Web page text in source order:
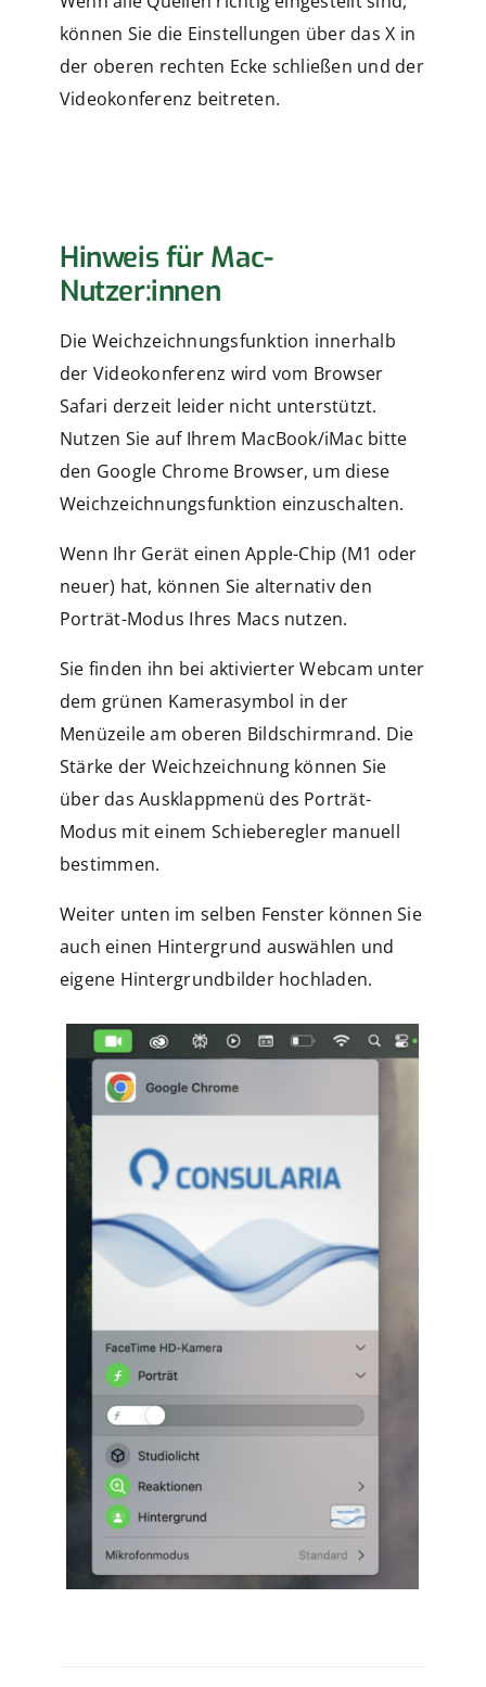
können Sie die Einstellungen über das X in
der oberen rechten Ecke schließen und der
Videokonferenz beitreten.
Hinweis für Mac-
Nutzer:innen
Die Weichzeichnungsfunktion innerhalb
der Videokonferenz wird vom Browser
Safari derzeit leider nicht unterstützt.
Nutzen Sie auf Ihrem MacBook/iMac bitte
den Google Chrome Browser, um diese
Weichzeichnungsfunktion einzuschalten.
Wenn Ihr Gerät einen Apple-Chip (M1 oder
neuer) hat, können Sie alternativ den
Porträt-Modus Ihres Macs nutzen.
Sie finden ihn bei aktivierter Webcam unter
dem grünen Kamerasymbol in der
Menüzeile am oberen Bildschirmrand. Die
Stärke der Weichzeichnung können Sie
über das Ausklappmenü des Porträt-
Modus mit einem Schieberegler manuell
bestimmen.
Weiter unten im selben Fenster können Sie
auch einen Hintergrund auswählen und
eigene Hintergrundbilder hochladen.